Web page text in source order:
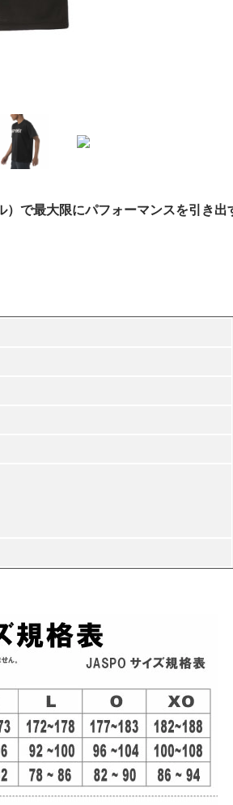
で最大限にパフォーマンスを引き出